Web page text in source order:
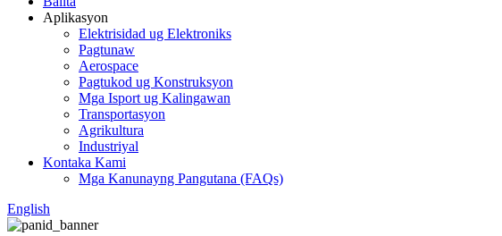
Aplikasyon
Elektrisidad ug Elektroniks
Pagtunaw
Aerospace
Pagtukod ug Konstruksyon
Mga Isport ug Kalingawan
Transportasyon
Agrikultura
Industriyal
Kontaka Kami
Mga Kanunayng Pangutana (FAQs)
English